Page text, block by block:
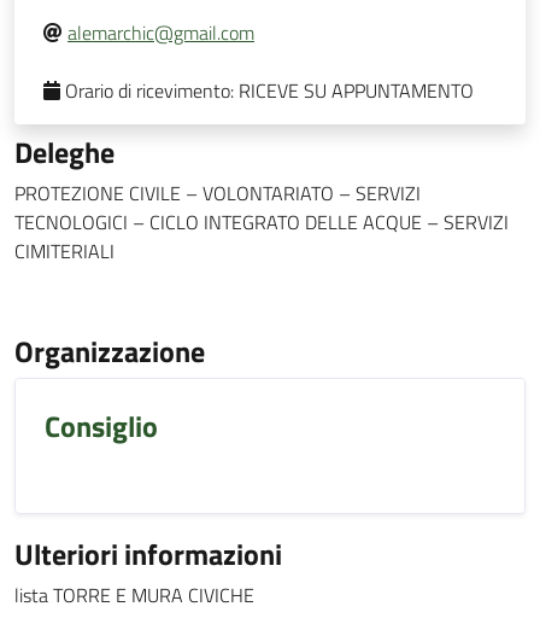
alemarchic@gmail.com
Orario di ricevimento: RICEVE SU APPUNTAMENTO
Deleghe
PROTEZIONE CIVILE – VOLONTARIATO – SERVIZI
TECNOLOGICI – CICLO INTEGRATO DELLE ACQUE – SERVIZI
CIMITERIALI
Organizzazione
Consiglio
Ulteriori informazioni
lista TORRE E MURA CIVICHE